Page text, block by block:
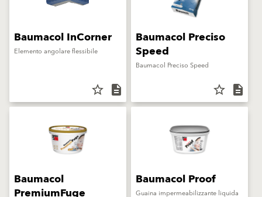
Baumacol InCorner
Elemento angolare flessibile
star_border description
Baumacol Preciso
Speed
Baumacol Preciso Speed
star_border description
Baumacol
PremiumFuge
Baumacol Proof
Guaina impermeabilizzante liquida